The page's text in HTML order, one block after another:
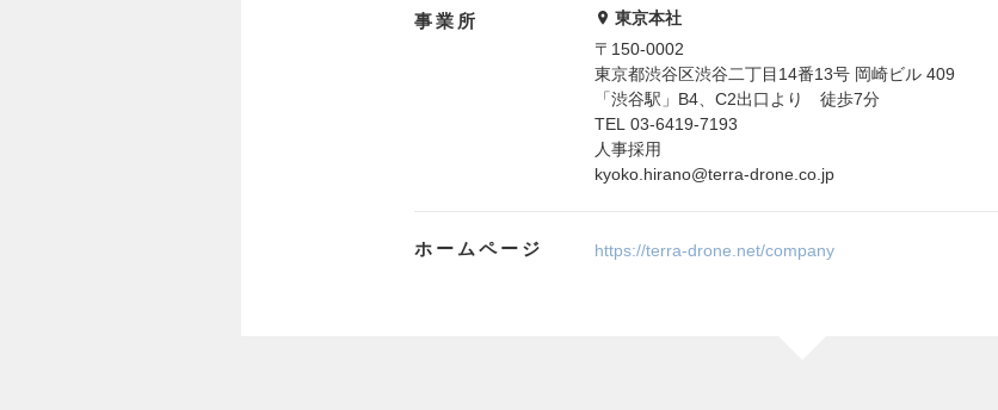
事業所
東京本社
〒150-0002
東京都渋谷区渋谷二丁目14番13号 岡崎ビル 409
「渋谷駅」B4、C2出口より 徒歩7分
TEL 03-6419-7193
人事採用
kyoko.hirano@terra-drone.co.jp
ホームページ https://terra-drone.net/company